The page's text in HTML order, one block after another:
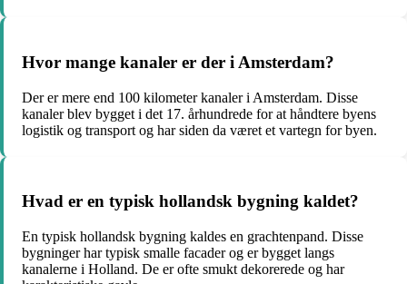
Hvor mange kanaler er der i Amsterdam?
Der er mere end 100 kilometer kanaler i Amsterdam. Disse
kanaler blev bygget i det 17. århundrede for at håndtere byens
logistik og transport og har siden da været et vartegn for byen.
Hvad er en typisk hollandsk bygning kaldet?
En typisk hollandsk bygning kaldes en grachtenpand. Disse
bygninger har typisk smalle facader og er bygget langs
kanalerne i Holland. De er ofte smukt dekorerede og har